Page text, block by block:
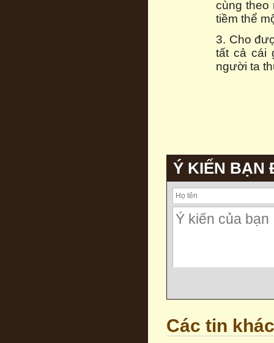
cùng theo
tiềm thể
3. Cho
tất cả cái
người ta
Ý KIẾN BẠN
Các tin khác